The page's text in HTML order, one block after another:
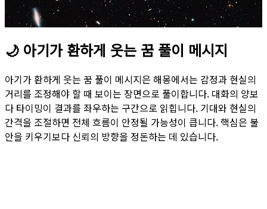
🌙 아기가 환하게 웃는 꿈 풀이 메시지
아기가 환하게 웃는 꿈 풀이 메시지은 해몽에서는 감정과 현실의
거리를 조정해야 할 때 보이는 장면으로 풀이합니다. 대화의 양보
다 타이밍이 결과를 좌우하는 구간으로 읽힙니다. 기대와 현실의
간격을 조절하면 전체 흐름이 안정될 가능성이 큽니다. 핵심은 불
안을 키우기보다 신뢰의 방향을 정돈하는 데 있습니다.